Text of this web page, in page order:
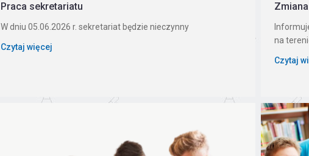
Praca sekretariatu
W dniu 05.06.2026 r. sekretariat będzie nieczynny
Czytaj więcej
na
Czytaj